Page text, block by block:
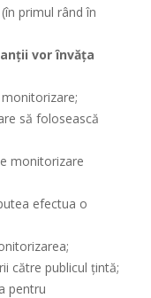
primul rând în
vor învăța
să folosească
monitorizare
efectua o
către publicul țintă;
pentru